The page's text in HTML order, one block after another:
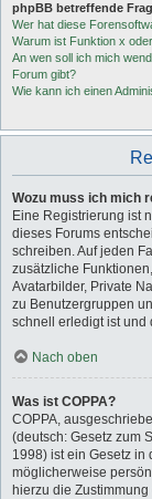
phpBB betreffende
Wer hat diese
Warum ist Funktion x
An wen soll ich mich
Forum gibt?
Wie kann ich einen
Wozu muss ich mich
Eine Registrierung ist
dieses Forums
schreiben. Auf jeden
zusätzliche
Avatarbilder, Private
zu Benutzergruppen
schnell erledigt ist und
Nach oben
Was ist COPPA?
COPPA,
(deutsch: Gesetz zum
1998) ist ein Gesetz in
möglicherweise
hierzu die